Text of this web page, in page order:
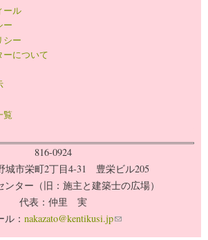
ール
ー
シー
ーについて
覧
816-0924
城市栄町2丁目4-31 豊栄ビル205
ター（旧：施主と建築士の広場）
代表：仲里 実
ル： nakazato@kentikusi.jp(link sends e-mail)